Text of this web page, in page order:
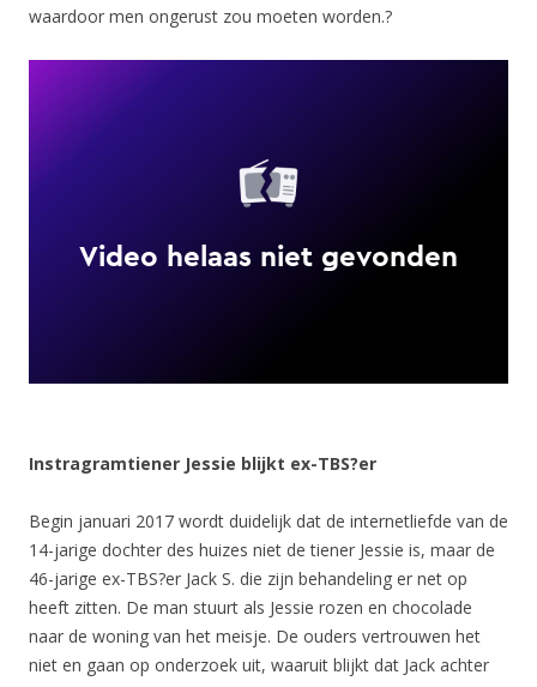
waardoor men ongerust zou moeten worden.?
Instragramtiener Jessie blijkt ex-TBS?er
Begin januari 2017 wordt duidelijk dat de internetliefde van de
14-jarige dochter des huizes niet de tiener Jessie is, maar de
46-jarige ex-TBS?er Jack S. die zijn behandeling er net op
heeft zitten. De man stuurt als Jessie rozen en chocolade
naar de woning van het meisje. De ouders vertrouwen het
niet en gaan op onderzoek uit, waaruit blijkt dat Jack achter